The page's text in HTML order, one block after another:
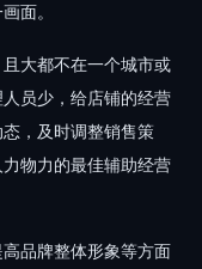
面。
大都不在一个城市或
员少，给店铺的经营
，及时调整销售策
物力的最佳辅助经营
品牌整体形象等方面